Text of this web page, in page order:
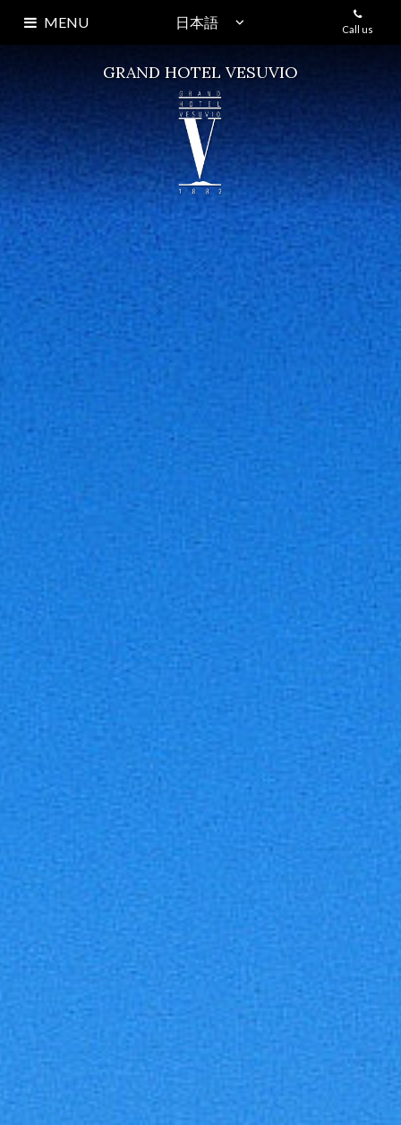
MENU Call us
ホームページ
歴 史
カルーソー
イベント
SKY LOUNGE
ECHIA・クラブ
スペシャルオファー
ギャラリー
GRAND HOTEL VESUVIO